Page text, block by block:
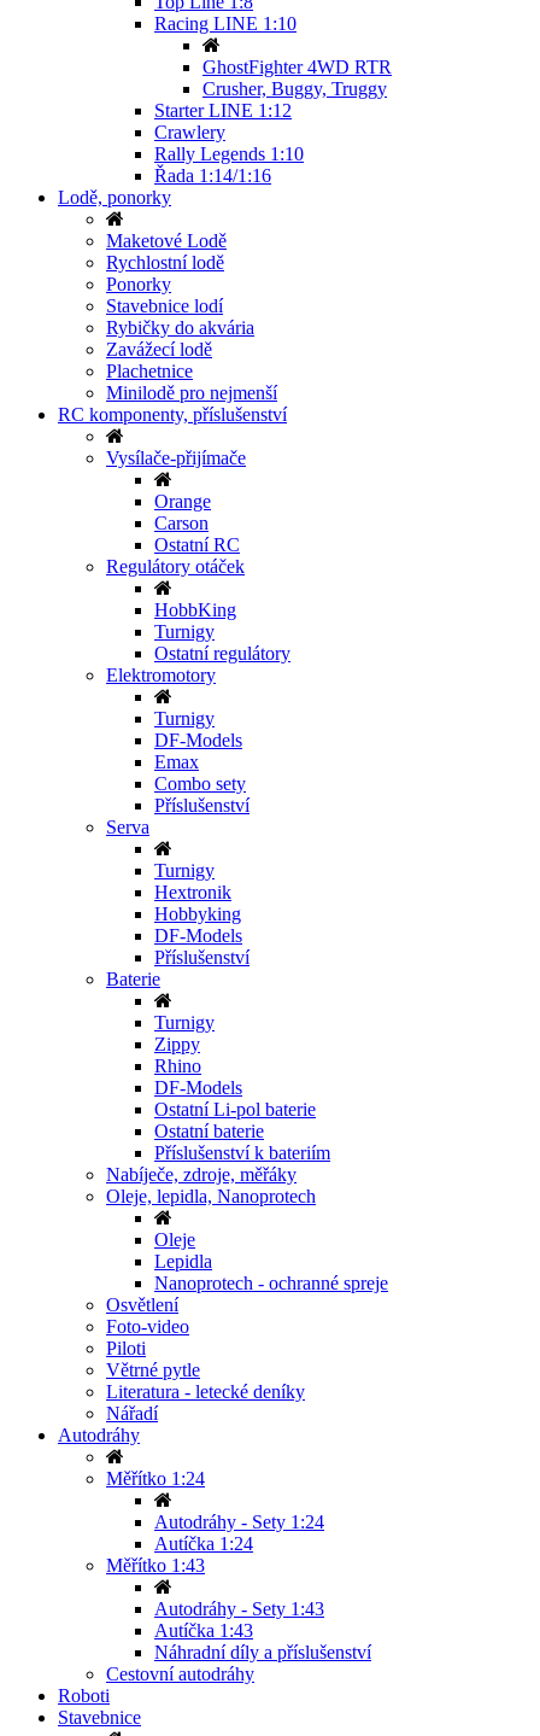
Racing LINE 1:10
GhostFighter 4WD RTR
Crusher, Buggy, Truggy
Starter LINE 1:12
Crawlery
Rally Legends 1:10
Řada 1:14/1:16
Lodě, ponorky
Maketové Lodě
Rychlostní lodě
Ponorky
Stavebnice lodí
Rybičky do akvária
Zavážecí lodě
Plachetnice
Minilodě pro nejmenší
RC komponenty, příslušenství
Vysílače-přijímače
Orange
Carson
Ostatní RC
Regulátory otáček
HobbKing
Turnigy
Ostatní regulátory
Elektromotory
Turnigy
DF-Models
Emax
Combo sety
Příslušenství
Serva
Turnigy
Hextronik
Hobbyking
DF-Models
Příslušenství
Baterie
Turnigy
Zippy
Rhino
DF-Models
Ostatní Li-pol baterie
Ostatní baterie
Příslušenství k bateriím
Nabíječe, zdroje, měřáky
Oleje, lepidla, Nanoprotech
Oleje
Lepidla
Nanoprotech - ochranné spreje
Osvětlení
Foto-video
Piloti
Větrné pytle
Literatura - letecké deníky
Nářadí
Autodráhy
Měřítko 1:24
Autodráhy - Sety 1:24
Autíčka 1:24
Měřítko 1:43
Autodráhy - Sety 1:43
Autíčka 1:43
Náhradní díly a příslušenství
Cestovní autodráhy
Roboti
Stavebnice